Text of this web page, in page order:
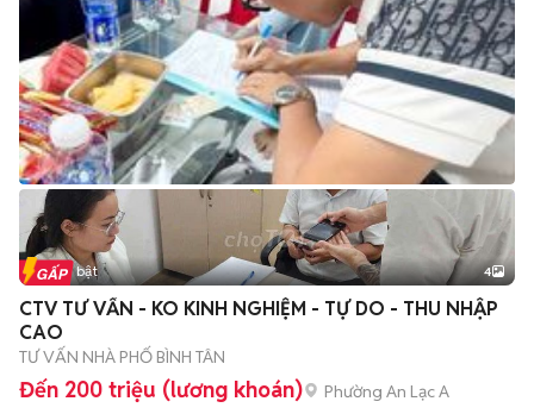
Tin nổi bật 4
CTV TƯ VẤN - KO KINH NGHIỆM - TỰ DO - THU NHẬP
CAO
TƯ VẤN NHÀ PHỐ BÌNH TÂN
Đến 200 triệu (lương khoán) Phường An Lạc A